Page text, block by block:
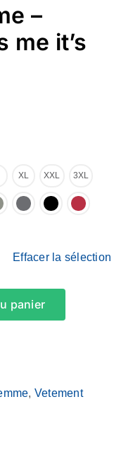
–
me it’s
XL XXL 3XL
Effacer la sélection
panier
, Vetement